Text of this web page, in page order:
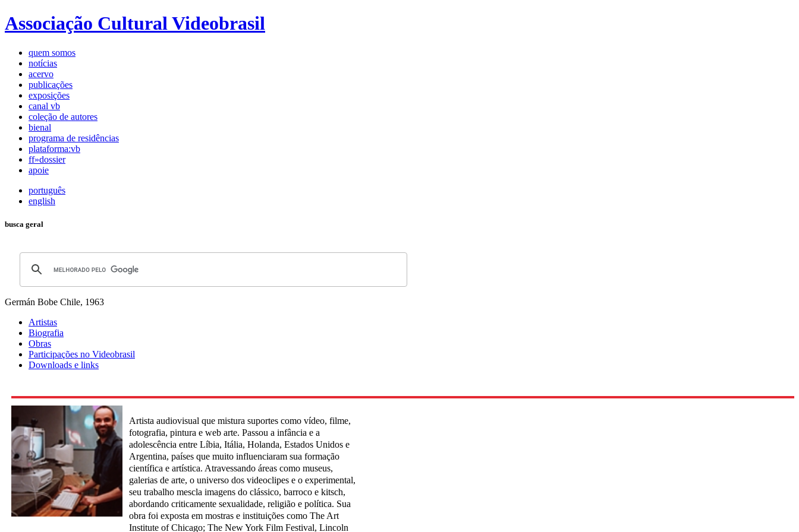
Associação Cultural Videobrasil
quem somos
notícias
acervo
publicações
exposições
canal vb
coleção de autores
bienal
programa de residências
plataforma:vb
ff»dossier
apoie
português
english
busca geral
Germán Bobe Chile, 1963
Artistas
Biografia
Obras
Participações no Videobrasil
Downloads e links
Artista audiovisual que mistura suportes como vídeo, filme,
fotografia, pintura e web arte. Passou a infância e a
adolescência entre Líbia, Itália, Holanda, Estados Unidos e
Argentina, países que muito influenciaram sua formação
científica e artística. Atravessando áreas como museus,
galerias de arte, o universo dos videoclipes e o experimental,
seu trabalho mescla imagens do clássico, barroco e kitsch,
abordando criticamente sexualidade, religião e política. Sua
obra foi exposta em mostras e instituições como The Art
Institute of Chicago; The New York Film Festival, Lincoln